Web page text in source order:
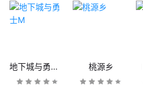
地下城与勇士M 桃源乡